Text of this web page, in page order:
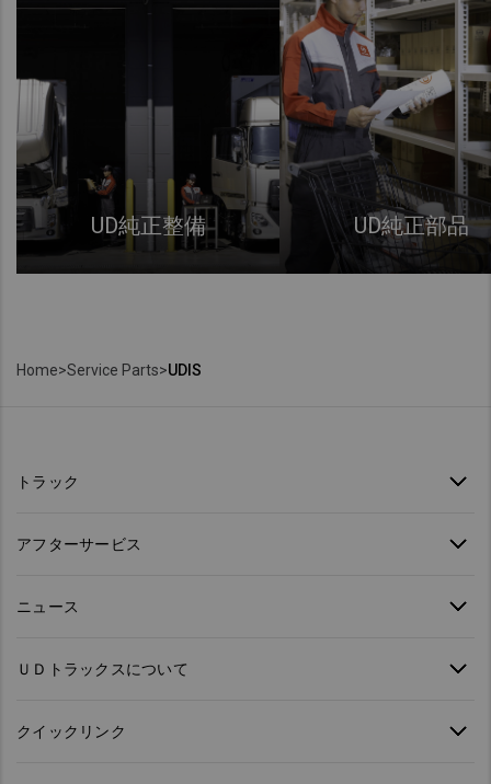
UD純正整備 UD純正部品
Home>Service Parts>UDIS
トラック
アフターサービス
ニュース
ＵＤトラックスについて
クイックリンク